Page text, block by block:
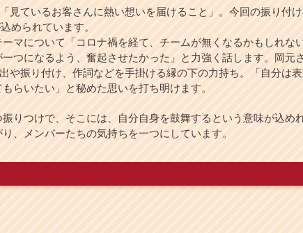
ているお客さんに熱い想いを届けること」。今回の振り付
められています。
マについて「コロナ禍を経て、チームが無くなるかもしれな
つになるよう、奮起させたかった」と力強く話します。岡元
や振り付け、作詞などを手掛ける縁の下の力持ち。「自分は
らいたい」と秘めた思いを打ち明けます。
りつけで、そこには、自分自身を鼓舞するという意味が込め
、メンバーたちの気持ちを一つにしています。